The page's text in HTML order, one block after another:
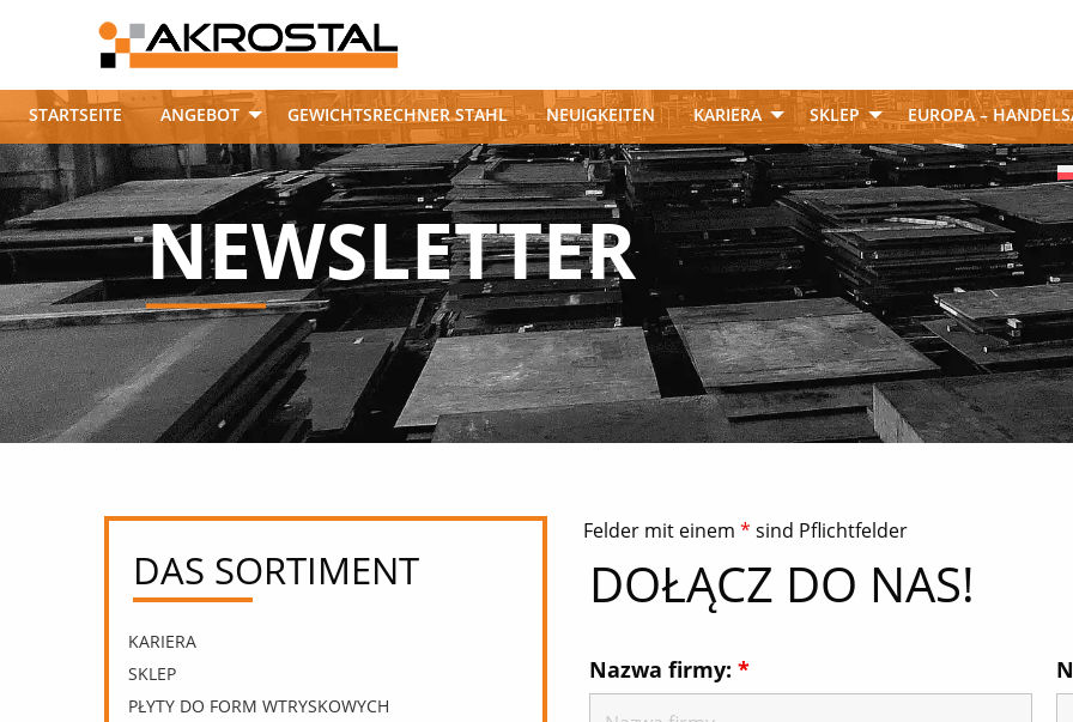
STARTSEITE ANGEBOT GEWICHTSRECHNER STAHL NEUIGKEITEN KARIERA SKLEP EUROPA –
NEWSLETTER
DAS SORTIMENT
KARIERA
SKLEP
PŁYTY DO FORM WTRYSKOWYCH
Felder mit einem * sind Pflichtfelder
DOŁĄCZ DO NAS!
Nazwa firmy: *